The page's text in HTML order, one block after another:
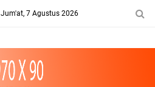
Jum'at, 7 Agustus 2026